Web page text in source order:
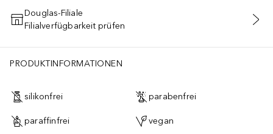
IN DEN WARENKORB
Douglas-Filiale
Filialverfügbarkeit prüfen
PRODUKTINFORMATIONEN
silikonfrei parabenfrei
paraffinfrei vegan